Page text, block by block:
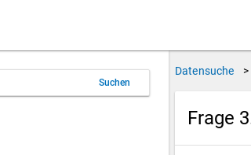
Suchen
Datensuche >
Frage